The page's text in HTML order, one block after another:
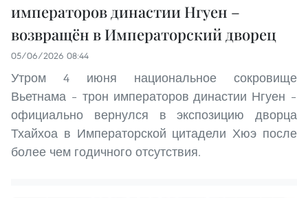
императоров династии Нгуен –
возвращён в Императорский дворец
05/06/2026 08:44
Утром 4 июня национальное сокровище
Вьетнама – трон императоров династии Нгуен –
официально вернулся в экспозицию дворца
Тхайхоа в Императорской цитадели Хюэ после
более чем годичного отсутствия.